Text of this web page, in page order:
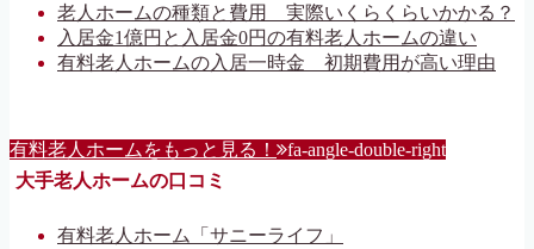
老人ホームの種類と費用 実際いくらくらいかかる？
入居金1億円と入居金0円の有料老人ホームの違い
有料老人ホームの入居一時金 初期費用が高い理由
有料老人ホームをもっと見る！ fa-angle-double-right
大手老人ホームの口コミ
有料老人ホーム「サニーライフ」